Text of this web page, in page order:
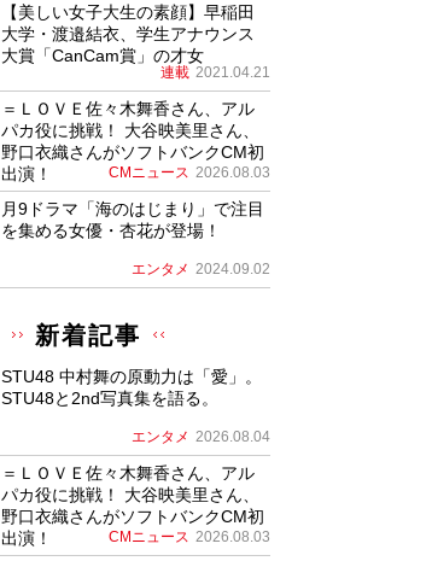
【美しい女子大生の素顔】早稲田
大学・渡邉結衣、学生アナウンス
大賞「CanCam賞」の才女
連載 2021.04.21
＝ＬＯＶＥ佐々木舞香さん、アル
パカ役に挑戦！ 大谷映美里さん、
野口衣織さんがソフトバンクCM初
出演！
CMニュース 2026.08.03
月9ドラマ「海のはじまり」で注目
を集める女優・杏花が登場！
エンタメ 2024.09.02
新着記事
STU48 中村舞の原動力は「愛」。
STU48と2nd写真集を語る。
エンタメ 2026.08.04
＝ＬＯＶＥ佐々木舞香さん、アル
パカ役に挑戦！ 大谷映美里さん、
野口衣織さんがソフトバンクCM初
出演！
CMニュース 2026.08.03